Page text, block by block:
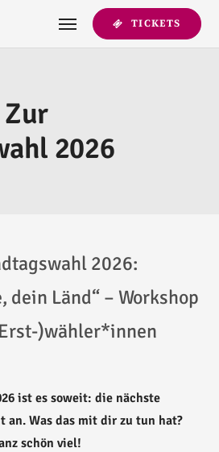
TICKETS
2026
2026:
dein Länd“ – Workshop
)wähler*innen
ist es soweit: die nächste
an. Was das mit dir zu tun hat?
schön viel!